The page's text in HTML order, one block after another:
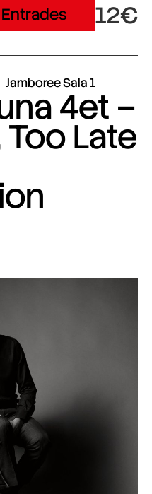
Entrades 12€
Jamboree Sala 1
4et –
Late